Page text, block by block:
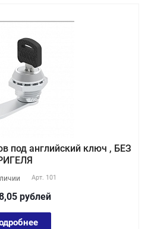
под английский ключ , БЕЗ
Арт. 101
рублей